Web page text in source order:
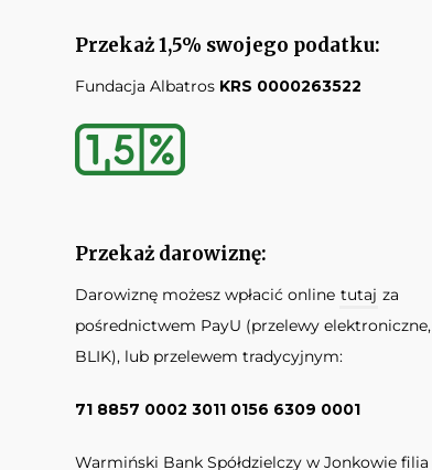
Przekaż 1,5% swojego podatku:
Fundacja Albatros KRS 0000263522
Przekaż darowiznę:
Darowiznę możesz wpłacić online tutaj za
pośrednictwem PayU (przelewy elektroniczne,
BLIK), lub przelewem tradycyjnym:
71 8857 0002 3011 0156 6309 0001
Warmiński Bank Spółdzielczy w Jonkowie filia